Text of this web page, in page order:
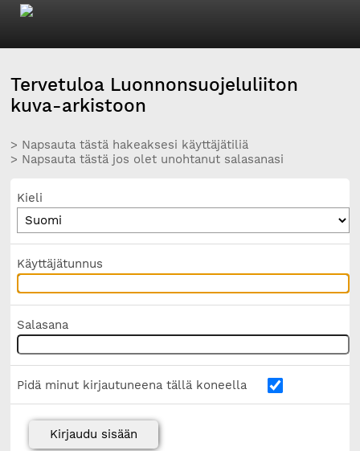
Tervetuloa Luonnonsuojeluliiton
kuva-arkistoon
> Napsauta tästä hakeaksesi käyttäjätiliä
> Napsauta tästä jos olet unohtanut salasanasi
Kieli
Käyttäjätunnus
Salasana
Pidä minut kirjautuneena tällä koneella